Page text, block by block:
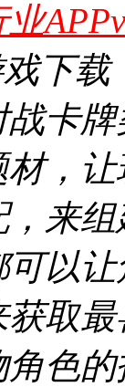
下
卡
材，
来
以
取
色